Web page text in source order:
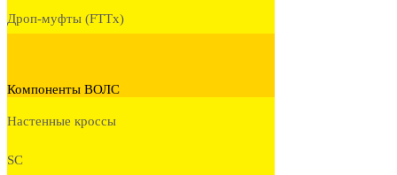
Дроп-муфты (FTTx)
Компоненты ВОЛС
Настенные кроссы
SC